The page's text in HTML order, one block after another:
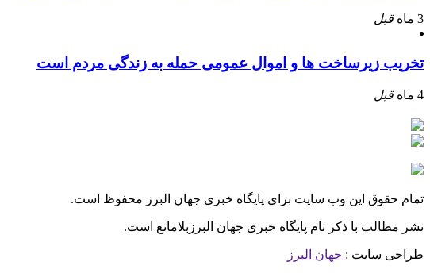
3 ماه قبل
تخریب زیرساخت ها و اموال عمومی حمله به زندگی مردم است
4 ماه قبل
تمام حقوق این وب سایت برای پایگاه خبری جهان البرز محفوظ است.
نشر مطالب با ذکر نام پایگاه خبری جهان البرزبلامانع است.
طراحی سایت : جهان البرز